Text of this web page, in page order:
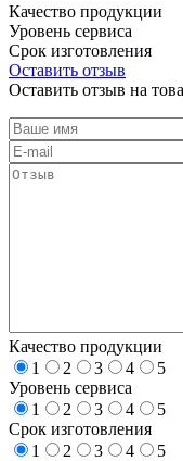
Качество продукции
Уровень сервиса
Срок изготовления
Оставить отзыв
Оставить отзыв на
Качество продукции
1
2 3 4
5
Уровень сервиса
1
2 3 4
5
Срок изготовления
1
2 3 4
5